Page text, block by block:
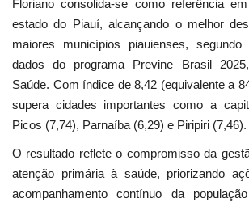
Floriano consolida-se como referência
estado do Piauí, alcançando o melhor
maiores municípios piauienses,
dados do programa Previne Brasil
Saúde. Com índice de 8,42 (equivalente a
supera cidades importantes como a
Picos (7,74), Parnaíba (6,29) e Piripiri (7,46).
O resultado reflete o compromisso da
atenção primária à saúde, priorizando
acompanhamento contínuo da